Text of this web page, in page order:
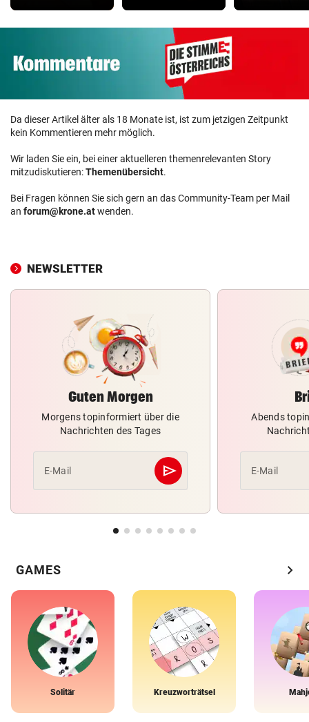
Da dieser Artikel älter als 18 Monate ist, ist zum jetzigen Zeitpunkt
kein Kommentieren mehr möglich.
Wir laden Sie ein, bei einer aktuelleren themenrelevanten Story
mitzudiskutieren:Themenübersicht.
Bei Fragen können Sie sich gern an das Community-Team per Mail
an forum@krone.atwenden.
NEWSLETTER
Guten Morgen
Morgens topinformiert über die
Nachrichten des Tages
E-Mail send
Abschicken
Abends
E-Mail
GAMES chevron_right
Solitär Kreuzworträtsel